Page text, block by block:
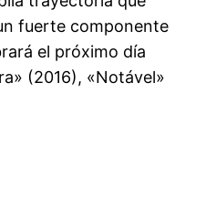
fuerte componente
el próximo día
(2016), «Notável»